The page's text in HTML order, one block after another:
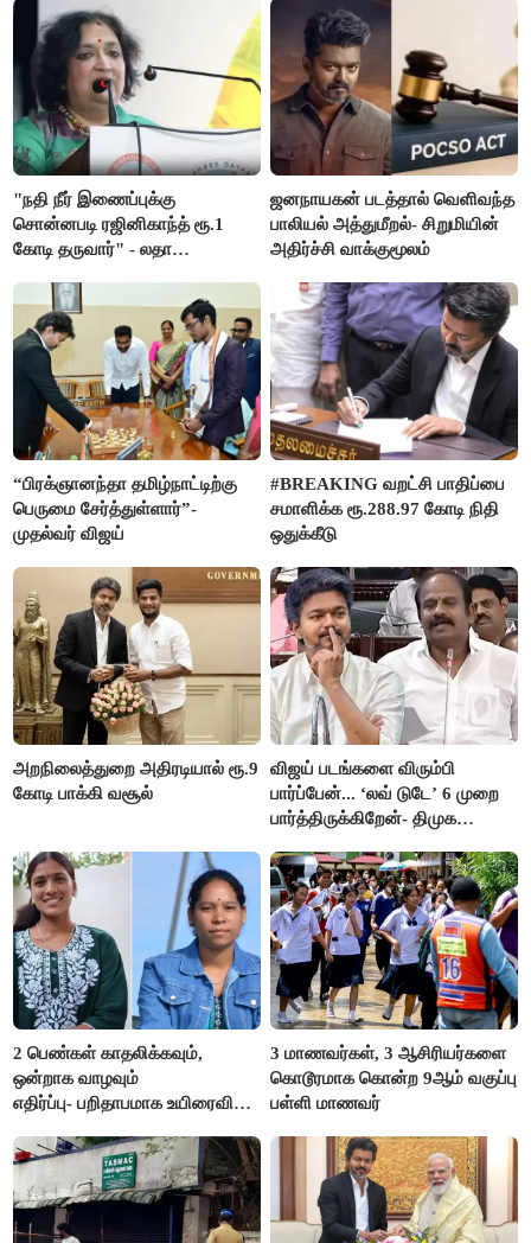
"நதி நீர் இணைப்புக்கு
சொன்னபடி ரஜினிகாந்த் ரூ.1
கோடி தருவார்" - லதா
ஜனநாயகன் படத்தால் வெளிவந்த
பாலியல் அத்துமீறல்- சிறுமியின்
அதிர்ச்சி வாக்குமூலம்
“பிரக்ஞானந்தா தமிழ்நாட்டிற்கு
பெருமை சேர்த்துள்ளார்”-
முதல்வர் விஜய்
#BREAKING வறட்சி பாதிப்பை
சமாளிக்க ரூ.288.97 கோடி நிதி
ஒதுக்கீடு
அறநிலைத்துறை அதிரடியால் ரூ.9
கோடி பாக்கி வசூல்
விஜய் படங்களை விரும்பி
பார்ப்பேன்... ‘லவ் டுடே’ 6 முறை
பார்த்திருக்கிறேன்- திமுக
2 பெண்கள் காதலிக்கவும்,
ஒன்றாக வாழவும்
எதிர்ப்பு- பறிதாபமாக உயிரைவிட்ட
3 மாணவர்கள், 3 ஆசிரியர்களை
கொடூரமாக கொன்ற 9ஆம் வகுப்பு
பள்ளி மாணவர்